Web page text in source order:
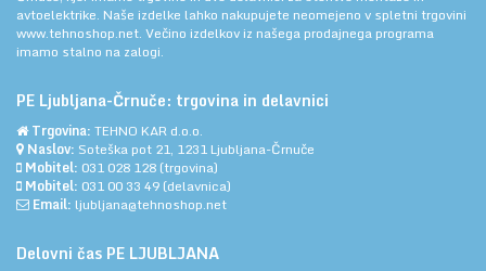
avtoelektrike. Naše izdelke lahko nakupujete neomejeno v spletni trgovini
www.tehnoshop.net. Večino izdelkov iz našega prodajnega programa
imamo stalno na zalogi.
PE Ljubljana-Črnuče: trgovina in delavnici
Trgovina: TEHNO KAR d.o.o.
Naslov: Soteška pot 21, 1231 Ljubljana-Črnuče
Mobitel: 031 028 128 (trgovina)
Mobitel: 031 00 33 49 (delavnica)
Email: ljubljana@tehnoshop.net
Delovni čas PE LJUBLJANA